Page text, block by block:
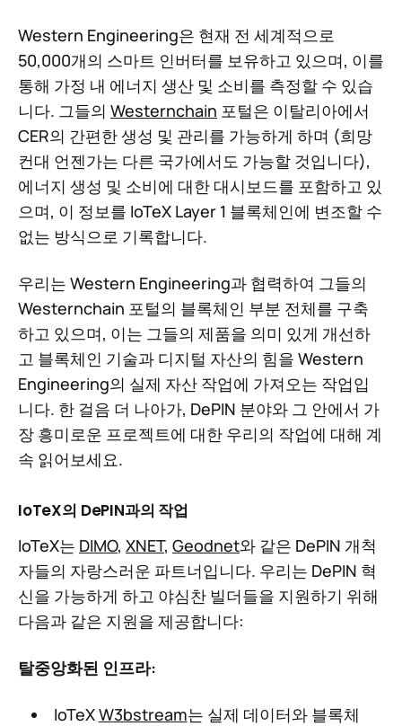
Western Engineering은 현재 전 세계적으로
50,000개의 스마트 인버터를 보유하고 있으며, 이를
통해 가정 내 에너지 생산 및 소비를 측정할 수 있습
니다. 그들의 Westernchain 포털은 이탈리아에서
CER의 간편한 생성 및 관리를 가능하게 하며 (희망
컨대 언젠가는 다른 국가에서도 가능할 것입니다),
에너지 생성 및 소비에 대한 대시보드를 포함하고 있
으며, 이 정보를 IoTeX Layer 1 블록체인에 변조할 수
없는 방식으로 기록합니다.
우리는 Western Engineering과 협력하여 그들의
Westernchain 포털의 블록체인 부분 전체를 구축
하고 있으며, 이는 그들의 제품을 의미 있게 개선하
고 블록체인 기술과 디지털 자산의 힘을 Western
Engineering의 실제 자산 작업에 가져오는 작업입
니다. 한 걸음 더 나아가, DePIN 분야와 그 안에서 가
장 흥미로운 프로젝트에 대한 우리의 작업에 대해 계
속 읽어보세요.
IoTeX의 DePIN과의 작업
IoTeX는 DIMO, XNET, Geodnet와 같은 DePIN 개척
자들의 자랑스러운 파트너입니다. 우리는 DePIN 혁
신을 가능하게 하고 야심찬 빌더들을 지원하기 위해
다음과 같은 지원을 제공합니다:
탈중앙화된 인프라:
IoTeXW3bstream는 실제 데이터와 블록체